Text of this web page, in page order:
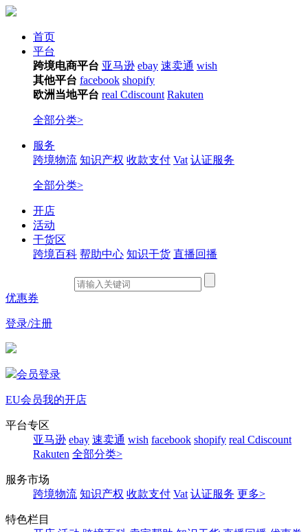
首页
平台
跨境电商平台 亚马逊 ebay 速卖通 wish
其他平台 facebook shopify
欧洲当地平台 real Cdiscount Rakuten
全部分类>
服务
跨境物流 知识产权 收款支付 Vat 认证服务
全部分类>
开店
活动
干货区
跨境百科 帮助中心 知识干货 直播回播
优惠券
登录/注册
会员登录
EU会员我的开店
平台专区
亚马逊 ebay 速卖通 wish facebook shopify real Cdiscount
Rakuten 全部分类>
服务市场
跨境物流 知识产权 收款支付 Vat 认证服务 更多>
特色栏目